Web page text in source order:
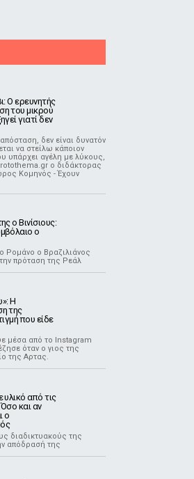
Ο ερευνητής
του μικρού
γιατί δεν
δεν είναι δυνατόν
να στείλω κάποιον
υπάρχει αγέλη με λύκους,
ο διδάκτορας
Κομηνός - Έχουν
ο Βινίσιους:
ο
Ρομάνο ο Βραζιλιάνος
την πρόταση της Ρεάλ
Η
της
που είδε
μέσα από το Instagram
όταν ο γιος της
της Αρτας.
υλικό από τις
και αν
ο
διαδικτυακούς της
απόδρασή της